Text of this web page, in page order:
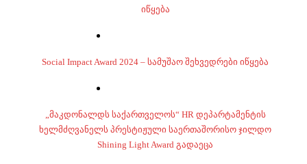
იწყება
Social Impact Award 2024 – სამუშაო შეხვედრები იწყება
„მაკდონალდს საქართველოს“ HR დეპარტამენტის
ხელმძღვანელს პრესტიჟული საერთაშორისო ჯილდო
Shining Light Award გადაეცა